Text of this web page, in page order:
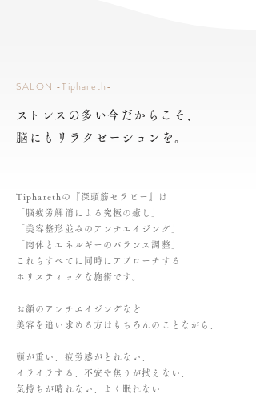
SALON -Tiphareth-
​ストレスの多い今だからこそ、
脳にもリラクゼーションを。
Tipharethの『深頭筋セラピー』は
「脳疲労解消による究極の癒し」
「美容整形並みのアンチエイジング」
「肉体とエネルギーのバランス調整」
これらすべてに同時にアプローチする
ホリスティックな施術です。
お顔のアンチエイジングなど
美容を追い求める方はもちろんのことながら、
頭が重い、疲労感がとれない、
イライラする、不安や焦りが拭えない、
気持ちが晴れない、よく眠れない……